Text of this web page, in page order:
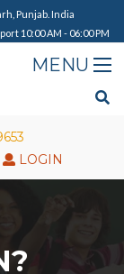
Punjab. India
10:00 AM - 06:00 PM
LOGIN